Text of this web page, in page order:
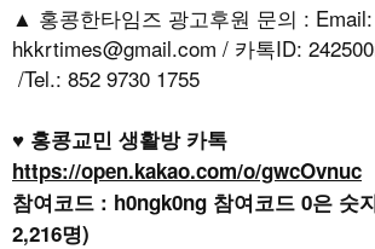
▲ 홍콩한타임즈 광고후원 문의 : Email:
hkkrtimes@gmail.com / 카톡ID:
/Tel.: 852 9730 1755
♥ 홍콩교민 생활방 카톡
https://open.kakao.com/o/gwcOvnuc
참여코드 : h0ngk0ng 참여코드 0은 숫
2,216명)